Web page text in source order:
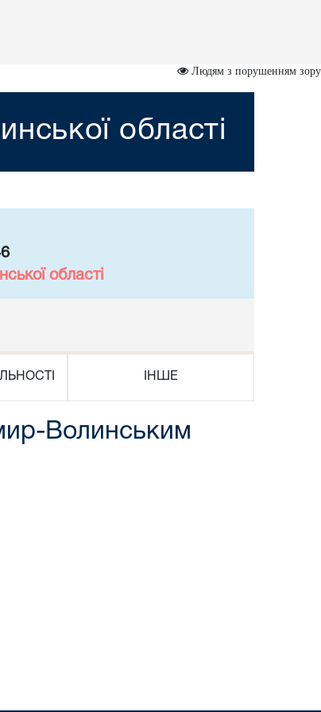
Людям з порушенням зору
області
області
ІНШЕ
Волинським